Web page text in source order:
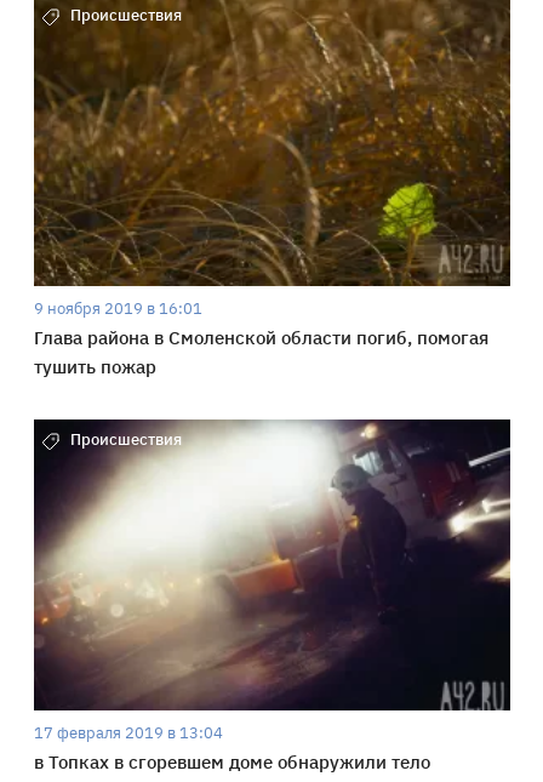
Происшествия
9 ноября 2019 в 16:01
Глава района в Смоленской области погиб, помогая
тушить пожар
Происшествия
17 февраля 2019 в 13:04
в Топках в сгоревшем доме обнаружили тело